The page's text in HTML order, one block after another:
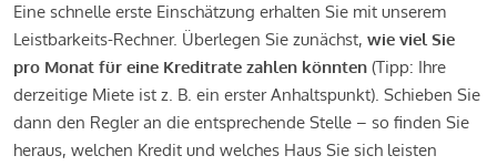
Eine schnelle erste Einschätzung erhalten Sie mit unserem
Leistbarkeits-Rechner. Überlegen Sie zunächst, wie viel Sie
pro Monat für eine Kreditrate zahlen könnten (Tipp: Ihre
derzeitige Miete ist z. B. ein erster Anhaltspunkt). Schieben Sie
dann den Regler an die entsprechende Stelle – so finden Sie
heraus, welchen Kredit und welches Haus Sie sich leisten